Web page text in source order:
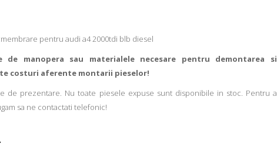
pentru audi a4 2000tdi blb diesel
de manopera sau materialele necesare pentru demontarea si
costuri aferente montarii pieselor!
de prezentare. Nu toate piesele expuse sunt disponibile in stoc. Pentru a
sa ne contactati telefonic!